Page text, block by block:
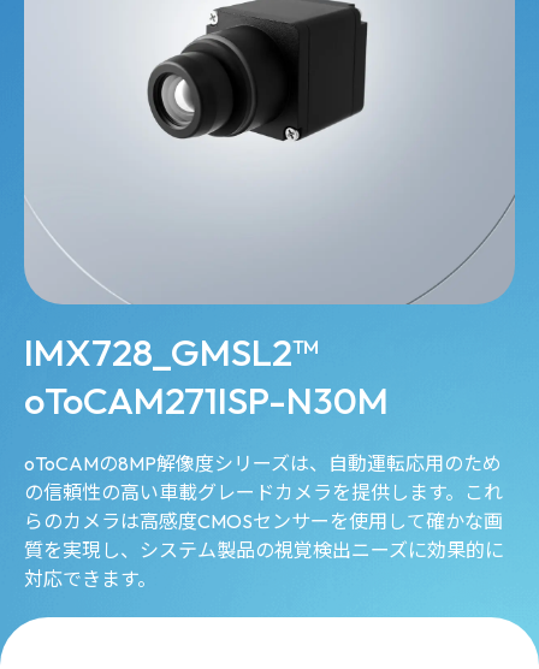
IMX728_GMSL2™
oToCAM271ISP-N30M
oToCAMの8MP解像度シリーズは、自動運転応用のため
の信頼性の高い車載グレードカメラを提供します。これ
らのカメラは高感度CMOSセンサーを使用して確かな画
質を実現し、システム製品の視覚検出ニーズに効果的に
対応できます。